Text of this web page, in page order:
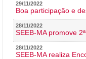
29/11/2022
Boa participação e
28/11/2022
SEEB-MA promove
28/11/2022
SEEB-MA realiza